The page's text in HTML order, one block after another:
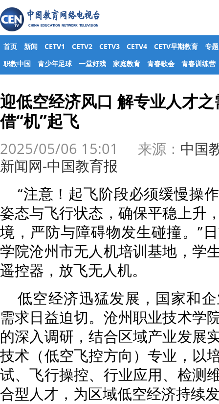
首页 新闻 CETV1 CETV2 CETV3 CETV4 CETV早期教育
专题
职教中国
青少年足球 一堂好戏 家庭教育 青春歌会 青春训练营
迎低空经济风口 解专业人才
借“机”起飞
2025/05/06 15:01 来源： 中国
新闻网-中国教育报
“注意！起飞阶段必须缓慢操
姿态与飞行状态，确保平稳上升
境，严防与障碍物发生碰撞。”
学院沧州市无人机培训基地，学
遥控器，放飞无人机。
低空经济迅猛发展，国家和
需求日益迫切。沧州职业技术学
的深入调研，结合区域产业发展
技术（低空飞控方向）专业，以
试、飞行操控、行业应用、检测
合型人才，为区域低空经济持续